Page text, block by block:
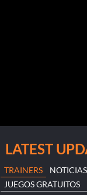
LATEST
TRAINERS NOTICIAS
JUEGOS GRATUITOS